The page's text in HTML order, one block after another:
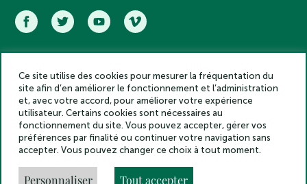
Académie des inscriptions et belles lettres – Tous droits réservés
2025
Politique de confidentialité
Mentions légales
Crédits
Gestion des cookies
Made by
Ce site utilise des cookies pour mesurer la fréquentation du
site afin d’en améliorer le fonctionnement et l’administration
et, avec votre accord, pour améliorer votre expérience
utilisateur. Certains cookies sont nécessaires au
fonctionnement du site. Vous pouvez accepter, gérer vos
préférences par finalité ou continuer votre navigation sans
accepter. Vous pouvez changer ce choix à tout moment.
Personnaliser Tout accepter